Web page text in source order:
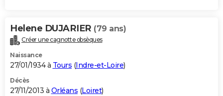
Helene DUJARIER (79 ans)
Créer une cagnotte obsèques
Naissance
27/01/1934 à Tours (Indre-et-Loire)
Décès
27/11/2013 à Orléans (Loiret)